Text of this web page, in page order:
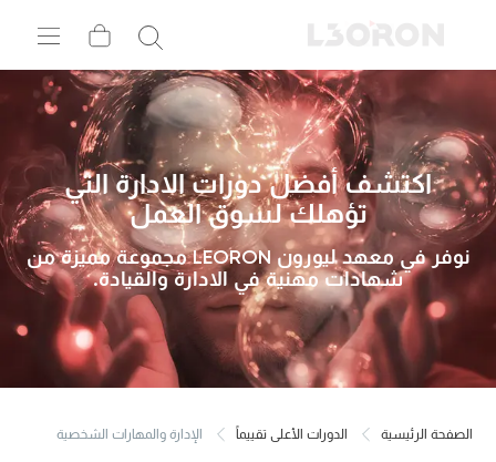
اكتشف أفضل دورات الادارة التي
تؤهلك لسوق العمل
نوفر في معهد ليورون LEORON مجموعة مميزة من
شهادات مهنية في الادارة والقيادة.
الصفحة الرئيسية الدورات الأعلى تقييماً الإدارة والمهارات الشخصية